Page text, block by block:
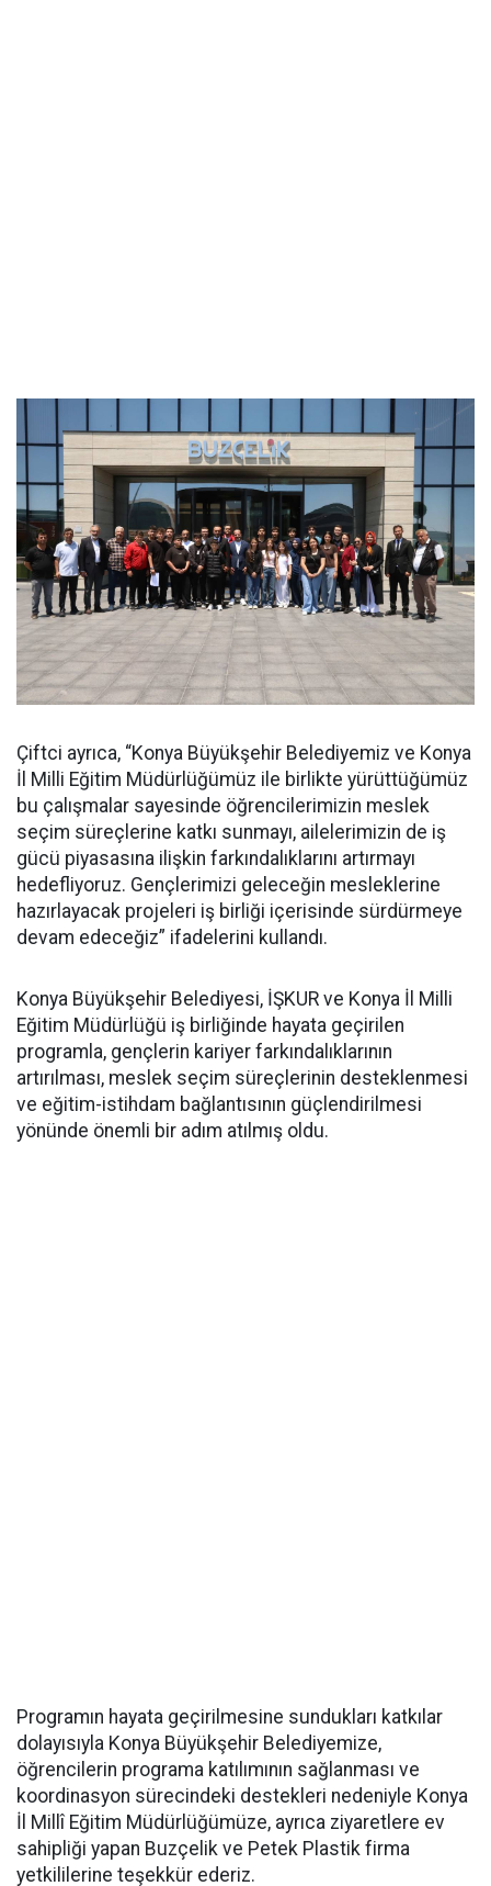
Çiftci ayrıca, “Konya Büyükşehir Belediyemiz ve Konya
İl Milli Eğitim Müdürlüğümüz ile birlikte yürüttüğümüz
bu çalışmalar sayesinde öğrencilerimizin meslek
seçim süreçlerine katkı sunmayı, ailelerimizin de iş
gücü piyasasına ilişkin farkındalıklarını artırmayı
hedefliyoruz. Gençlerimizi geleceğin mesleklerine
hazırlayacak projeleri iş birliği içerisinde sürdürmeye
devam edeceğiz” ifadelerini kullandı.
Konya Büyükşehir Belediyesi, İŞKUR ve Konya İl Milli
Eğitim Müdürlüğü iş birliğinde hayata geçirilen
programla, gençlerin kariyer farkındalıklarının
artırılması, meslek seçim süreçlerinin desteklenmesi
ve eğitim-istihdam bağlantısının güçlendirilmesi
yönünde önemli bir adım atılmış oldu.
Programın hayata geçirilmesine sundukları katkılar
dolayısıyla Konya Büyükşehir Belediyemize,
öğrencilerin programa katılımının sağlanması ve
koordinasyon sürecindeki destekleri nedeniyle Konya
İl Millî Eğitim Müdürlüğümüze, ayrıca ziyaretlere ev
sahipliği yapan Buzçelik ve Petek Plastik firma
yetkililerine teşekkür ederiz.